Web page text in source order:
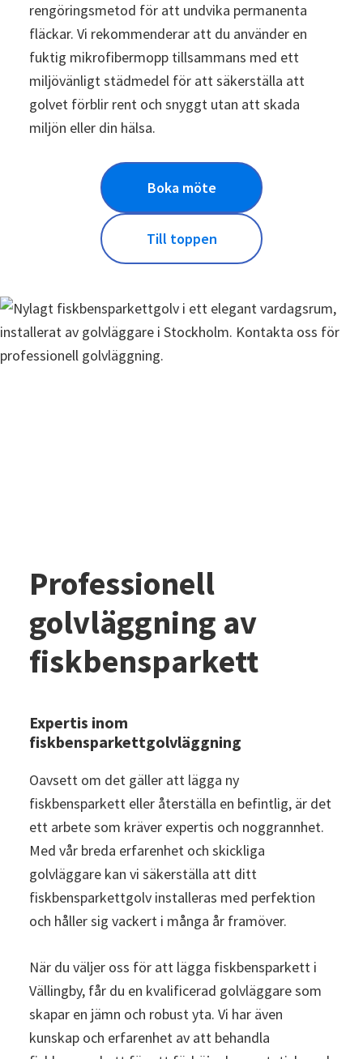
rengöringsmetod för att undvika permanenta
fläckar. Vi rekommenderar att du använder en
fuktig mikrofibermopp tillsammans med ett
miljövänligt städmedel för att säkerställa att
golvet förblir rent och snyggt utan att skada
miljön eller din hälsa.
Boka möte
Till toppen
Professionell
golvläggning av
fiskbensparkett
Expertis inom
fiskbensparkettgolvläggning
Oavsett om det gäller att lägga ny
fiskbensparkett eller återställa en befintlig, är det
ett arbete som kräver expertis och noggrannhet.
Med vår breda erfarenhet och skickliga
golvläggare kan vi säkerställa att ditt
fiskbensparkettgolv installeras med perfektion
och håller sig vackert i många år framöver.
När du väljer oss för att lägga fiskbensparkett i
Vällingby, får du en kvalificerad golvläggare som
skapar en jämn och robust yta. Vi har även
kunskap och erfarenhet av att behandla